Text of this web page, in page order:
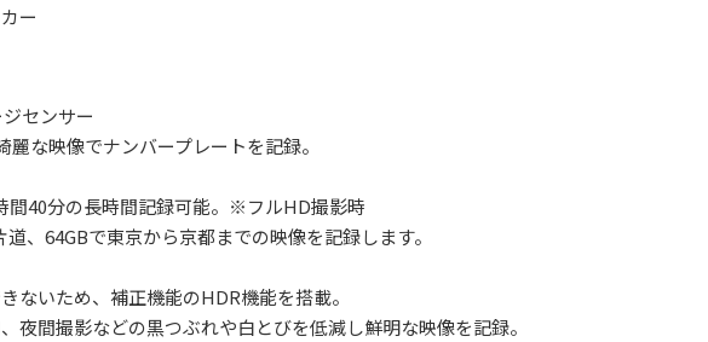
ー
センサー
な映像でナンバープレートを記録。
間40分の長時間記録可能。※フルHD撮影時
、64GBで東京から京都までの映像を記録します。
ないため、補正機能のHDR機能を搭載。
夜間撮影などの黒つぶれや白とびを低減し鮮明な映像を記録。